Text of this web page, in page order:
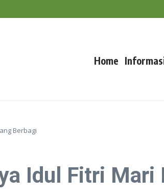
Ternak
Home
Berbagi
Idul Fitri